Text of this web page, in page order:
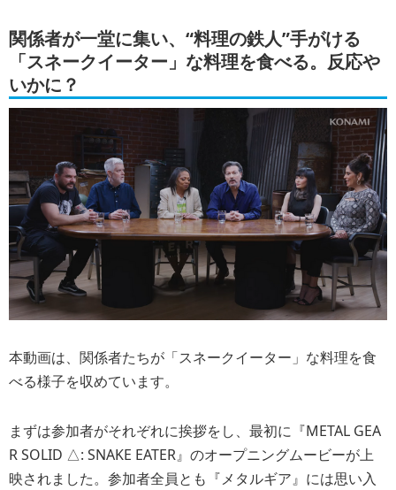
関係者が一堂に集い、“料理の鉄人”手がける
「スネークイーター」な料理を食べる。反応や
いかに？
本動画は、関係者たちが 「スネークイーター」な料理を食
べる様子を収めています。
まずは参加者がそれぞれに挨拶をし、最初に『METAL GEA
R SOLID △: SNAKE EATER』のオープニングムービーが上
映されました。参加者全員とも『メタルギア』には思い入